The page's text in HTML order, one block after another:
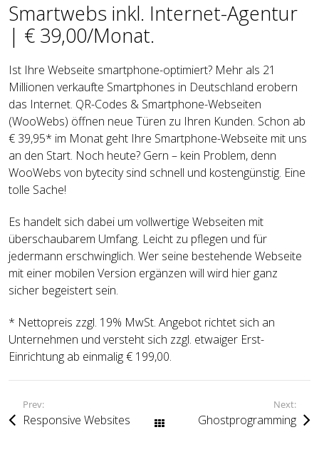
Smartwebs inkl. Internet-Agentur
| € 39,00/Monat.
Ist Ihre Webseite smartphone-optimiert? Mehr als 21
Millionen verkaufte Smartphones in Deutschland erobern
das Internet. QR-Codes & Smartphone-Webseiten
(WooWebs) öffnen neue Türen zu Ihren Kunden. Schon ab
€ 39,95* im Monat geht Ihre Smartphone-Webseite mit uns
an den Start. Noch heute? Gern – kein Problem, denn
WooWebs von bytecity sind schnell und kostengünstig. Eine
tolle Sache!
Es handelt sich dabei um vollwertige Webseiten mit
überschaubarem Umfang. Leicht zu pflegen und für
jedermann erschwinglich. Wer seine bestehende Webseite
mit einer mobilen Version ergänzen will wird hier ganz
sicher begeistert sein.
* Nettopreis zzgl. 19% MwSt. Angebot richtet sich an
Unternehmen und versteht sich zzgl. etwaiger Erst-
Einrichtung ab einmalig € 199,00.
Prev:
Responsive Websites Alle Beiträge
Next:
Ghostprogramming